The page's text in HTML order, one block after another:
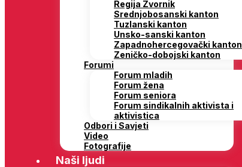
Regija Zvornik
Srednjobosanski kanton
Tuzlanski kanton
Unsko-sanski kanton
Zapadnohercegovački kanton
Zeničko-dobojski kanton
Forumi
Forum mladih
Forum žena
Forum seniora
Forum sindikalnih aktivista i
aktivistica
Odbori i Savjeti
Video
Fotografije
Naši ljudi